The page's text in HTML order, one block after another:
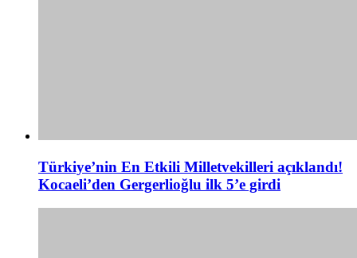
Türkiye’nin En Etkili Milletvekilleri açıklandı!
Kocaeli’den Gergerlioğlu ilk 5’e girdi